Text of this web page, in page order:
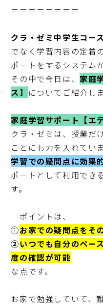
＝＝＝＝＝＝＝＝
クラ・ゼミ中学生コース
でなく学習内容の定着
ポートをするシステム
その中で今日は、家庭
ス】 についてご紹介しま
家庭学習サポート【エ
クラ・ゼミは、授業だ
ことにも力を入れてい
学習での疑問点に効果
ポートとして利用でき
す。
ポイントは、
①お家での疑問点をそ
②いつでも自分のペー
度の確認が可能
な点です。
お家で勉強していて、